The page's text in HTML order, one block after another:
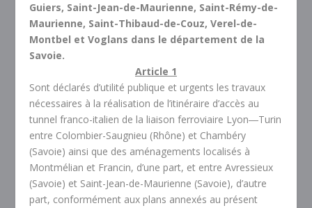
Guiers, Saint-Jean-de-Maurienne, Saint-Rémy-de-
Maurienne, Saint-Thibaud-de-Couz, Verel-de-
Montbel et Voglans dans le département de la
Savoie.
Article 1
Sont déclarés d’utilité publique et urgents les travaux
nécessaires à la réalisation de l’itinéraire d’accès au
tunnel franco-italien de la liaison ferroviaire Lyon―Turin
entre Colombier-Saugnieu (Rhône) et Chambéry
(Savoie) ainsi que des aménagements localisés à
Montmélian et Francin, d’une part, et entre Avressieux
(Savoie) et Saint-Jean-de-Maurienne (Savoie), d’autre
part, conformément aux plans annexés au présent